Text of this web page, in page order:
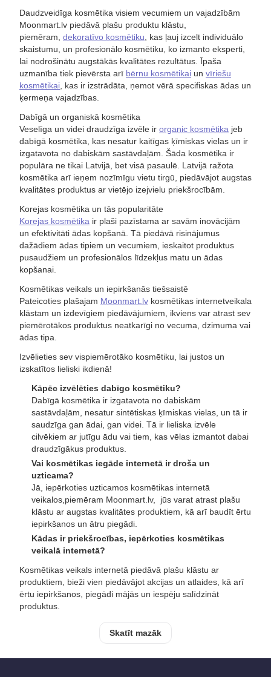
Daudzveidīga kosmētika visiem vecumiem un vajadzībām
Moonmart.lv piedāvā plašu produktu klāstu,
piemēram, dekoratīvo kosmētiku , kas ļauj izcelt individuālo
skaistumu, un profesionālo kosmētiku, ko izmanto eksperti,
lai nodrošinātu augstākās kvalitātes rezultātus. Īpaša
uzmanība tiek pievērsta arī bērnu kosmētikai un vīriešu
kosmētikai , kas ir izstrādāta, ņemot vērā specifiskas ādas un
ķermeņa vajadzības.
Dabīgā un organiskā kosmētika
Veselīga un videi draudzīga izvēle ir organic kosmētika jeb
dabīgā kosmētika, kas nesatur kaitīgas ķīmiskas vielas un ir
izgatavota no dabiskām sastāvdaļām. Šāda kosmētika ir
populāra ne tikai Latvijā, bet visā pasaulē. Latvijā ražota
kosmētika arī ieņem nozīmīgu vietu tirgū, piedāvājot augstas
kvalitātes produktus ar vietējo izejvielu priekšrocībām.
Korejas kosmētika un tās popularitāte
Korejas kosmētika ir plaši pazīstama ar savām inovācijām
un efektivitāti ādas kopšanā. Tā piedāvā risinājumus
dažādiem ādas tipiem un vecumiem, ieskaitot produktus
pusaudžiem un profesionālos līdzekļus matu un ādas
kopšanai.
Kosmētikas veikals un iepirkšanās tiešsaistē
Pateicoties plašajam Moonmart.lv kosmētikas internetveikala
klāstam un izdevīgiem piedāvājumiem, ikviens var atrast sev
piemērotākos produktus neatkarīgi no vecuma, dzimuma vai
ādas tipa.
Izvēlieties sev vispiemērotāko kosmētiku, lai justos un
izskatītos lieliski ikdienā!
Kāpēc izvēlēties dabīgo kosmētiku?
Dabīgā kosmētika ir izgatavota no dabiskām
sastāvdaļām, nesatur sintētiskas ķīmiskas vielas, un tā ir
saudzīga gan ādai, gan videi. Tā ir lieliska izvēle
cilvēkiem ar jutīgu ādu vai tiem, kas vēlas izmantot dabai
draudzīgākus produktus.
Vai kosmētikas iegāde internetā ir droša un
uzticama?
Jā, iepērkoties uzticamos kosmētikas internetā
veikalos,piemēram Moonmart.lv, jūs varat atrast plašu
klāstu ar augstas kvalitātes produktiem, kā arī baudīt ērtu
iepirkšanos un ātru piegādi.
Kādas ir priekšrocības, iepērkoties kosmētikas
veikalā internetā?
Kosmētikas veikals internetā piedāvā plašu klāstu ar
produktiem, bieži vien piedāvājot akcijas un atlaides, kā arī
ērtu iepirkšanos, piegādi mājās un iespēju salīdzināt
produktus.
Skatīt mazāk